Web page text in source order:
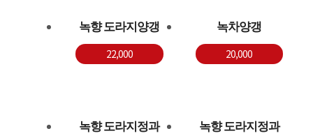
녹향 도라지양갱
22,000
녹차양갱
20,000
녹향 도라지정과
녹향 도라지정과